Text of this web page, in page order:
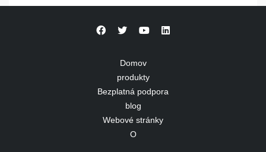
Domov
produkty
Bezplatná podpora
blog
Webové stránky
O